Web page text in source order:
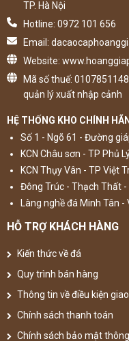
TP. Hà Nội
Hotline: 0972 101 656
Email:
Website:
Mã số thuế:
quản lý xuất nhập cảnh
HỆ THỐNG KHO CHÍNH
Số 1 - Ngõ 61 - Đường
KCN Châu sơn - TP Phủ
KCN Thụy Vân - TP Việt
Đông Trúc - Thạch Thất -
Làng nghề đá Minh Tân -
HỖ TRỢ KHÁCH HÀNG
Kiến thức về đá
Quy trình bán hàng
Thông tin về điều kiện
Chính sách thanh toán
Chính sách bảo mật